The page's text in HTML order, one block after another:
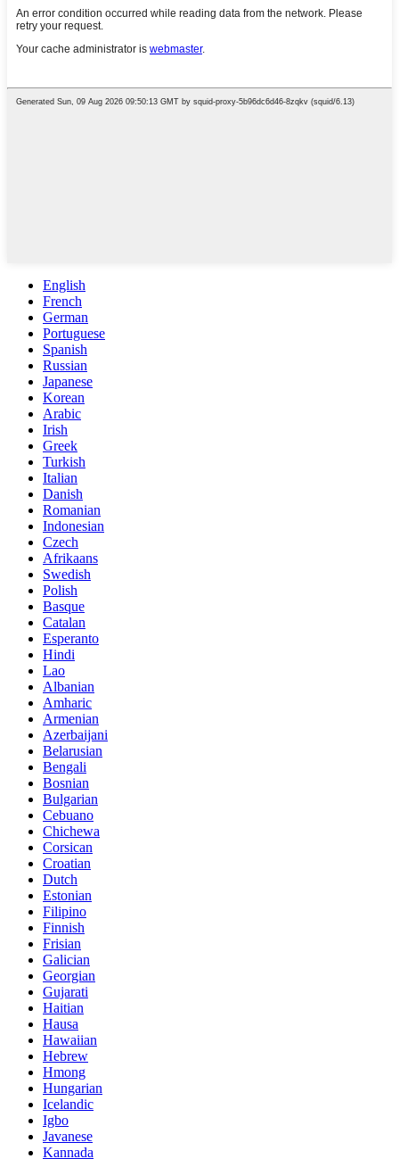
English
French
German
Portuguese
Spanish
Russian
Japanese
Korean
Arabic
Irish
Greek
Turkish
Italian
Danish
Romanian
Indonesian
Czech
Afrikaans
Swedish
Polish
Basque
Catalan
Esperanto
Hindi
Lao
Albanian
Amharic
Armenian
Azerbaijani
Belarusian
Bengali
Bosnian
Bulgarian
Cebuano
Chichewa
Corsican
Croatian
Dutch
Estonian
Filipino
Finnish
Frisian
Galician
Georgian
Gujarati
Haitian
Hausa
Hawaiian
Hebrew
Hmong
Hungarian
Icelandic
Igbo
Javanese
Kannada